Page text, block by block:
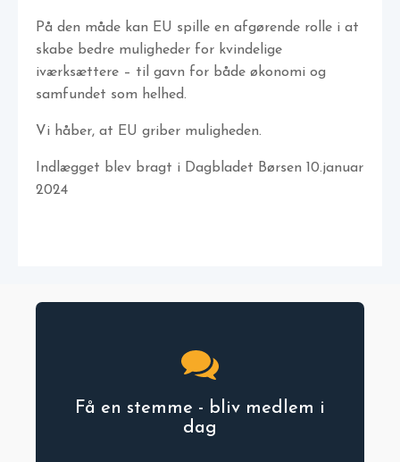
På den måde kan EU spille en afgørende rolle i at
skabe bedre muligheder for kvindelige
iværksættere – til gavn for både økonomi og
samfundet som helhed.
Vi håber, at EU griber muligheden.
Indlægget blev bragt i Dagbladet Børsen 10.januar
2024
Få en stemme - bliv medlem i
dag